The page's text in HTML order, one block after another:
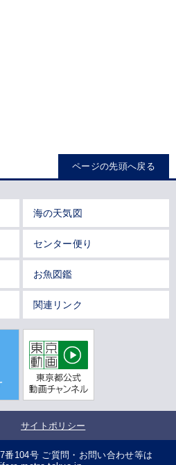
ページの先頭へ戻る
海の天気図
センター便り
お魚図鑑
関連リンク
サイトポリシー
番104号 ご質問・お問い合わせ等は